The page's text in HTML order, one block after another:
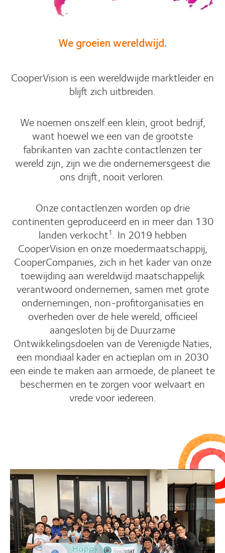
We groeien wereldwijd.
CooperVision is een wereldwijde marktleider en
blijft zich uitbreiden.
We noemen onszelf een klein, groot bedrijf,
want hoewel we een van de grootste
fabrikanten van zachte contactlenzen ter
wereld zijn, zijn we die ondernemersgeest die
ons drijft, nooit verloren.
Onze contactlenzen worden op drie
continenten geproduceerd en in meer dan 130
landen verkocht1. In 2019 hebben
CooperVision en onze moedermaatschappij,
CooperCompanies, zich in het kader van onze
toewijding aan wereldwijd maatschappelijk
verantwoord ondernemen, samen met grote
ondernemingen, non-profitorganisaties en
overheden over de hele wereld, officieel
aangesloten bij de Duurzame
Ontwikkelingsdoelen van de Verenigde Naties,
een mondiaal kader en actieplan om in 2030
een ​​einde te maken aan armoede, de planeet te
beschermen en te zorgen voor welvaart en
vrede voor iedereen.